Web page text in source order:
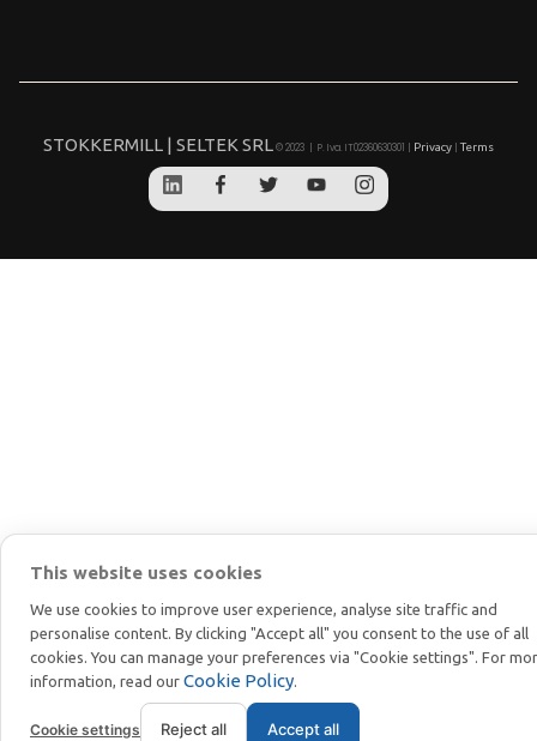
STOKKERMILL | SELTEK SRL© 2023 | P. Iva. IT02360630301 | Privacy Terms
This website uses cookies
We use cookies to improve user experience, analyse site traffic and
personalise content. By clicking "Accept all" you consent to the use of all
cookies. You can manage your preferences via "Cookie settings". For
information, read our Cookie Policy.
Cookie settings Reject all Accept all